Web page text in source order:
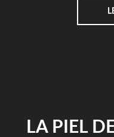
LA PIEL